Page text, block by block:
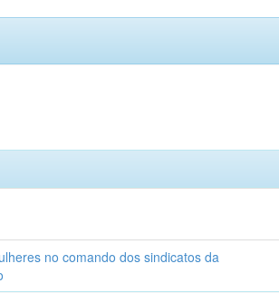
no comando dos sindicatos da